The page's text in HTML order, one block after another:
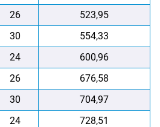
26
523,95
30
554,33
24
600,96
26
676,58
30
704,97
24
728,51